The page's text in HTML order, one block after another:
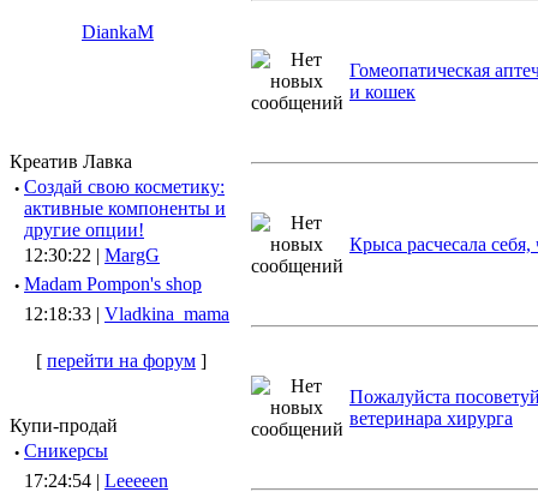
DiankaM
Креатив Лавка
· Создай свою косметику:
активные компоненты и
другие опции!
12:30:22 | MargG
· Madam Pompon's shop
12:18:33 | Vladkina_mama
[ перейти на форум ]
Купи-продай
· Сникерсы
17:24:54 | Leeeeen
Гомеопатическая
и кошек
Крыса расчесала
Пожалуйста
ветеринара хирурга